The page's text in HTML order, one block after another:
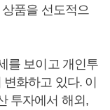
품을 선도적으
를 보이고 개인투
화하고 있다. 이
투자에서 해외,